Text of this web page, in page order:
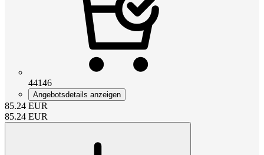
44146
Angebotsdetails anzeigen
85.24 EUR
85.24 EUR